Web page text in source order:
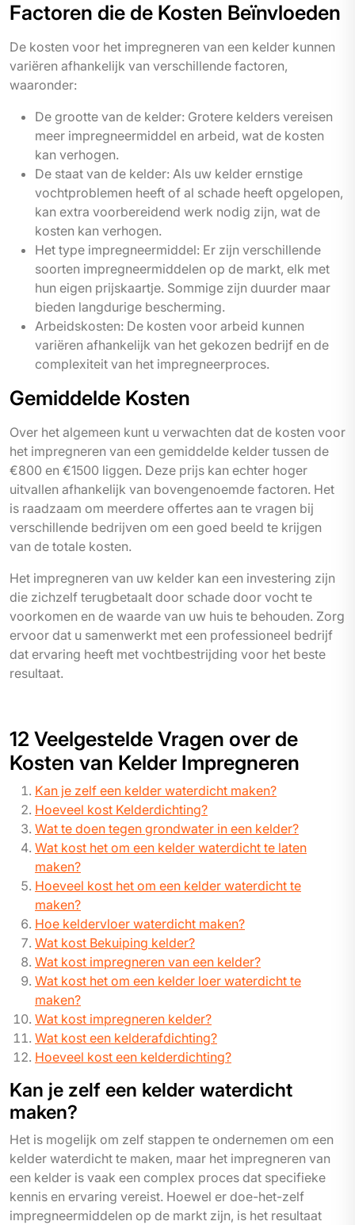
Factoren die de Kosten Beïnvloeden
De kosten voor het impregneren van een kelder kunnen
variëren afhankelijk van verschillende factoren,
waaronder:
De grootte van de kelder: Grotere kelders vereisen
meer impregneermiddel en arbeid, wat de kosten
kan verhogen.
De staat van de kelder: Als uw kelder ernstige
vochtproblemen heeft of al schade heeft opgelopen,
kan extra voorbereidend werk nodig zijn, wat de
kosten kan verhogen.
Het type impregneermiddel: Er zijn verschillende
soorten impregneermiddelen op de markt, elk met
hun eigen prijskaartje. Sommige zijn duurder maar
bieden langdurige bescherming.
Arbeidskosten: De kosten voor arbeid kunnen
variëren afhankelijk van het gekozen bedrijf en de
complexiteit van het impregneerproces.
Gemiddelde Kosten
Over het algemeen kunt u verwachten dat de kosten voor
het impregneren van een gemiddelde kelder tussen de
€800 en €1500 liggen. Deze prijs kan echter hoger
uitvallen afhankelijk van bovengenoemde factoren. Het
is raadzaam om meerdere offertes aan te vragen bij
verschillende bedrijven om een goed beeld te krijgen
van de totale kosten.
Het impregneren van uw kelder kan een investering zijn
die zichzelf terugbetaalt door schade door vocht te
voorkomen en de waarde van uw huis te behouden. Zorg
ervoor dat u samenwerkt met een professioneel bedrijf
dat ervaring heeft met vochtbestrijding voor het beste
resultaat.
12 Veelgestelde Vragen over de
Kosten van Kelder Impregneren
Kan je zelf een kelder waterdicht maken?
Hoeveel kost Kelderdichting?
Wat te doen tegen grondwater in een kelder?
Wat kost het om een kelder waterdicht te laten
maken?
Hoeveel kost het om een kelder waterdicht te
maken?
Hoe keldervloer waterdicht maken?
Wat kost Bekuiping kelder?
Wat kost impregneren van een kelder?
Wat kost het om een kelder loer waterdicht te
maken?
Wat kost impregneren kelder?
Wat kost een kelderafdichting?
Hoeveel kost een kelderdichting?
Kan je zelf een kelder waterdicht
maken?
Het is mogelijk om zelf stappen te ondernemen om een
kelder waterdicht te maken, maar het impregneren van
een kelder is vaak een complex proces dat specifieke
kennis en ervaring vereist. Hoewel er doe-het-zelf
impregneermiddelen op de markt zijn, is het resultaat